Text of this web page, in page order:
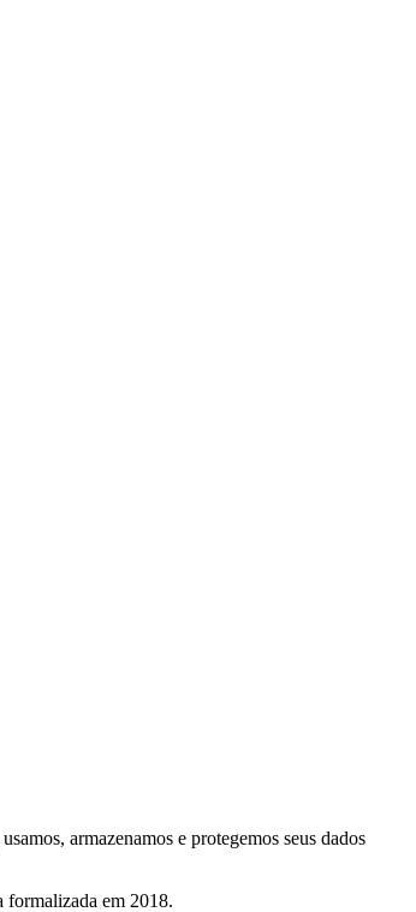
armazenamos e protegemos seus dados
formalizada em 2018.